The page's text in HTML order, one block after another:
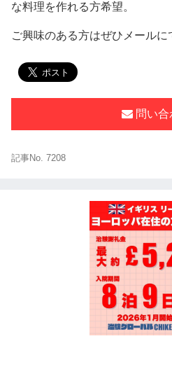
な料理を作れる方希望。
ご興味のある方はぜひメールに
問い合
記事No. 7208